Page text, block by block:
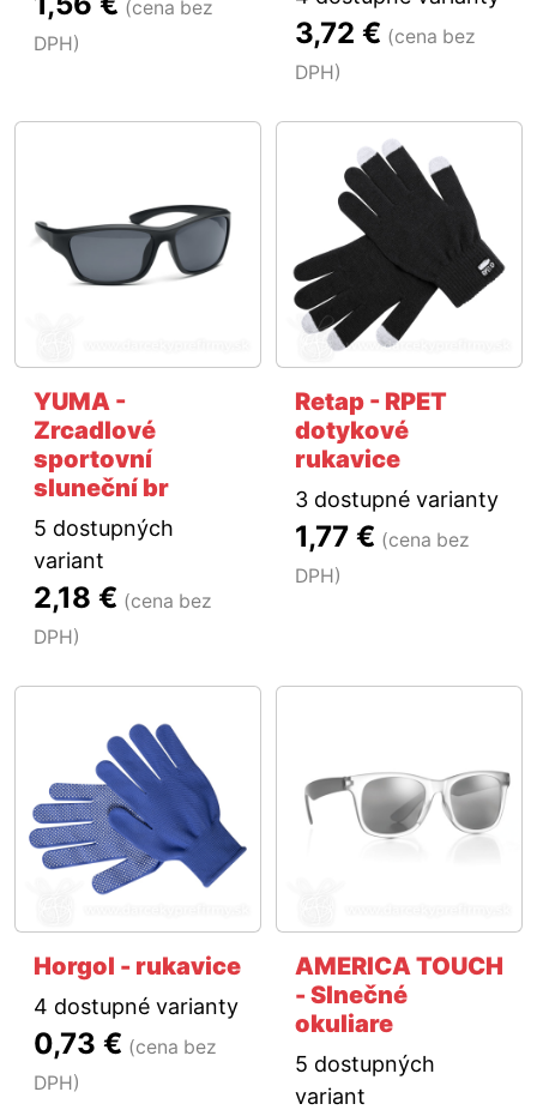
(cena bez
DPH)
3,72 € (cena bez
DPH)
YUMA -
Zrcadlové
sportovní
sluneční br
5 dostupných
variant
2,18 € (cena bez
DPH)
Retap - RPET
dotykové
rukavice
3 dostupné varianty
1,77 € (cena bez
DPH)
Horgol - rukavice
4 dostupné varianty
0,73 € (cena bez
DPH)
AMERICA TOUCH
- Slnečné
okuliare
5 dostupných
variant